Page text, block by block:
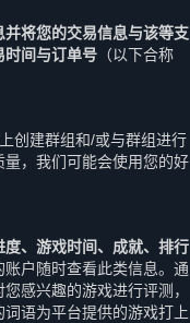
将您的交易信息与该等支
时间与订单号 （以下合称
创建群组和/或与群组进行
，我们可能会使用您的好
、游戏时间、成就、排行
户随时查看此类信息。通
感兴趣的游戏进行评测，
语为平台提供的游戏打上